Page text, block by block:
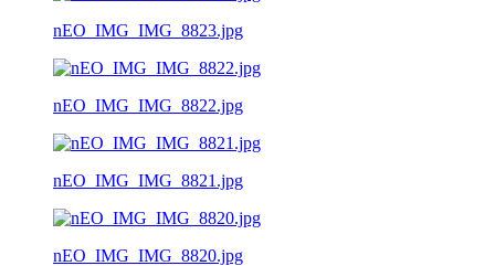
nEO_IMG_IMG_8823.jpg
nEO_IMG_IMG_8822.jpg
nEO_IMG_IMG_8821.jpg
nEO_IMG_IMG_8820.jpg